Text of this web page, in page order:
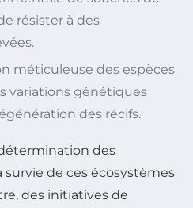
résister à des
méticuleuse des espèces
variations génétiques
des récifs.
des
survie de ces écosystèmes
des initiatives de